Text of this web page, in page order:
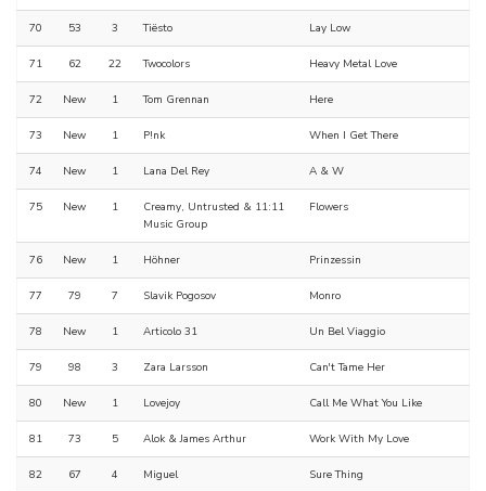
70 53 3 Tiësto Lay Low
71 62 22 Twocolors Heavy Metal Love
72 New 1 Tom Grennan Here
73 New 1 P!nk When I Get There
74 New 1 Lana Del Rey A & W
75 New 1
Creamy, Untrusted & 11:11
Music Group
Flowers
76 New 1 Höhner Prinzessin
77 79 7 Slavik Pogosov Monro
78 New 1 Articolo 31 Un Bel Viaggio
79 98 3 Zara Larsson Can't Tame Her
80 New 1 Lovejoy Call Me What You Like
81 73 5 Alok & James Arthur Work With My Love
82 67 4 Miguel Sure Thing